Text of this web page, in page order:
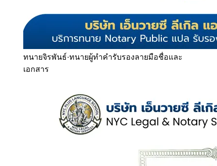
ทนายจิรพันธ์·ทนายผู้ทำคำรับรองลายมือชื่อและ
เอกสาร